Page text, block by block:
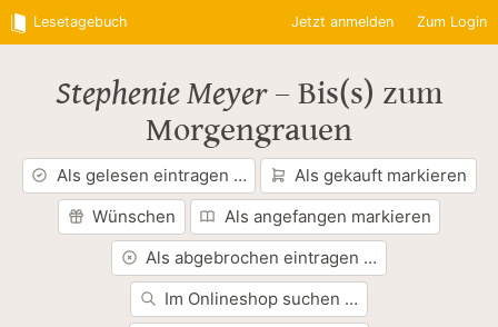
Lesetagebuch Jetzt anmelden Zum Login
Stephenie Meyer– Bis(s) zum
Morgengrauen
Als gelesen eintragen …
Als gekauft markieren
Wünschen
Als angefangen markieren
Als abgebrochen eintragen …
Im Onlineshop suchen …